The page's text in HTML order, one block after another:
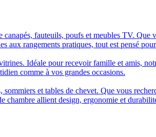
fauteuils, poufs et meubles TV.
aux rangements pratiques, tout est pensé
Idéale pour recevoir famille et amis,
comme à vos grandes occasions.
et tables de chevet. Que vous
chambre allient design, ergonomie et